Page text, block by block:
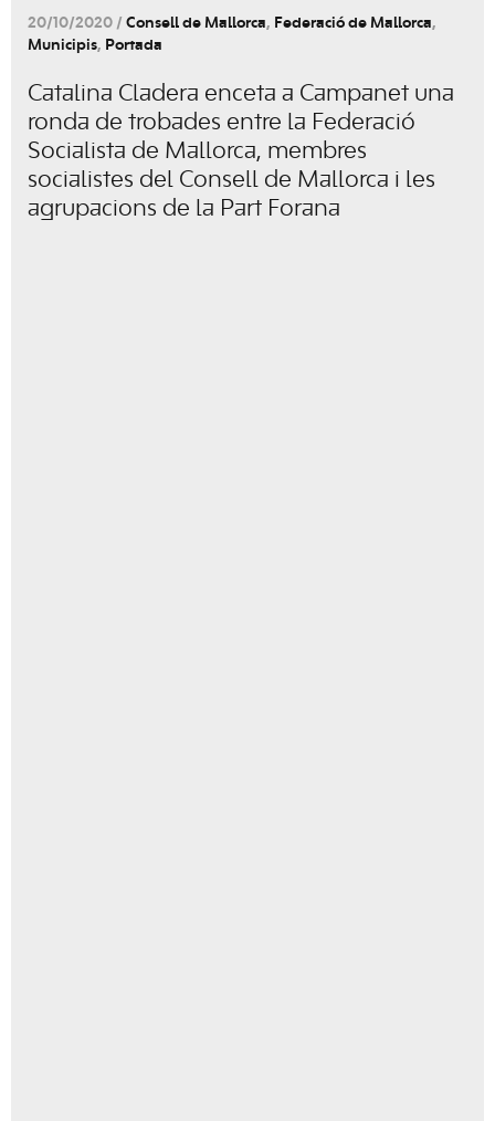
20/10/2020 / Consell de Mallorca, Federació de Mallorca,
Municipis, Portada
Catalina Cladera enceta a Campanet una
ronda de trobades entre la Federació
Socialista de Mallorca, membres
socialistes del Consell de Mallorca i les
agrupacions de la Part Forana